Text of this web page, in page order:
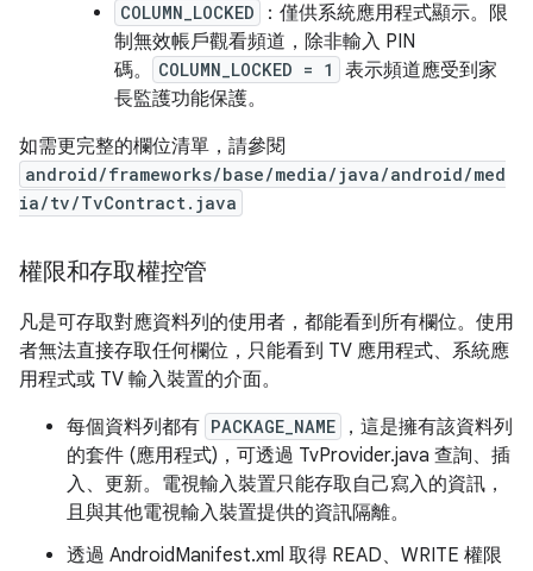
COLUMN_LOCKED
：僅供系統應用程式顯示。限
制無效帳戶觀看頻道，除非輸入 PIN
碼。
COLUMN_LOCKED = 1
表示頻道應受到家
長監護功能保護。
如需更完整的欄位清單，請參閱
android/frameworks/base/media/java/android/med
ia/tv/TvContract.java
權限和存取權控管
凡是可存取對應資料列的使用者，都能看到所有欄位。使用
者無法直接存取任何欄位，只能看到 TV 應用程式、系統應
用程式或 TV 輸入裝置的介面。
每個資料列都有 PACKAGE_NAME
，這是擁有該資料列
的套件 (應用程式)，可透過 TvProvider.java 查詢、插
入、更新。電視輸入裝置只能存取自己寫入的資訊，
且與其他電視輸入裝置提供的資訊隔離。
透過 AndroidManifest.xml 取得 READ、WRITE 權限